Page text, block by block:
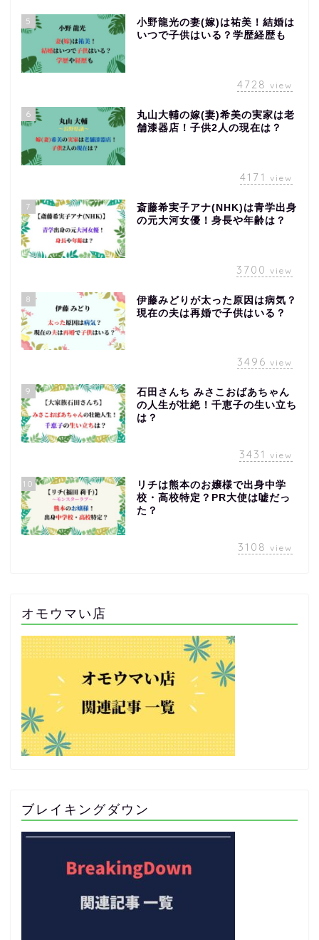
5
小野龍光の妻(嫁)は祐美！結婚は
いつで子供はいる？学歴経歴も
4728 view
6
丸山大輔の嫁(妻)希美の実家は老
舗漆器店！子供2人の現在は？
4171 view
7
斎藤希実子アナ(NHK)は青学出身
の元大河女優！身長や年齢は？
3700 view
8
伊藤みどりが太った原因は病気？
現在の夫は再婚で子供はいる？
3496 view
9
石田さんち みさこおばあちゃん
の人生が壮絶！千恵子の生い立ち
は？
3431 view
10
リチは熊本のお嬢様で出身中学
校・高校特定？PR大使は嘘だっ
た？
3108 view
オモウマい店
ブレイキングダウン